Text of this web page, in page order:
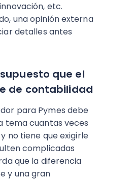
etc.
una opinión externa
detalles antes
que el
de contabilidad
para Pymes debe
tema cuantas veces
no tiene que exigirle
complicadas
que la diferencia
y una gran